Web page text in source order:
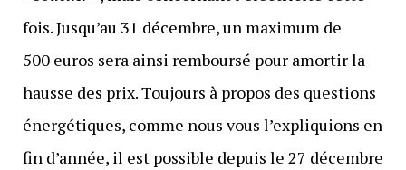
fois. Jusqu’au 31 décembre, un maximum de
500 euros sera ainsi remboursé pour amortir la
hausse des prix. Toujours à propos des questions
énergétiques, comme nous vous l’expliquions en
fin d’année, il est possible depuis le 27 décembre